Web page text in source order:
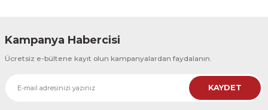
Kampanya Habercisi
Ücretsiz e-bültene kayıt olun kampanyalardan faydalanın.
KAYDET